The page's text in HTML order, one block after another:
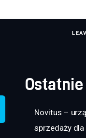
Novitus –
sprzedaży